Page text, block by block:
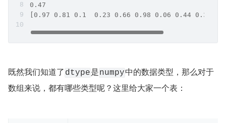
0.47
[0.97 0.81 0.1  0.23 0.66 0.98 0.06 0.44 0.33
既然我们知道了 dtype是numpy中的数据类型，那么对于
数组来说，都有哪些类型呢？这里给大家一个表：